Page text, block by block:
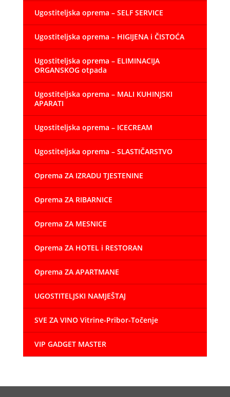
Ugostiteljska oprema – SELF SERVICE
Ugostiteljska oprema – HIGIJENA i ČISTOĆA
Ugostiteljska oprema – ELIMINACIJA
ORGANSKOG otpada
Ugostiteljska oprema – MALI KUHINJSKI
APARATI
Ugostiteljska oprema – ICECREAM
Ugostiteljska oprema – SLASTIČARSTVO
Oprema ZA IZRADU TJESTENINE
Oprema ZA RIBARNICE
Oprema ZA MESNICE
Oprema ZA HOTEL i RESTORAN
Oprema ZA APARTMANE
UGOSTITELJSKI NAMJEŠTAJ
SVE ZA VINO Vitrine-Pribor-Točenje
VIP GADGET MASTER